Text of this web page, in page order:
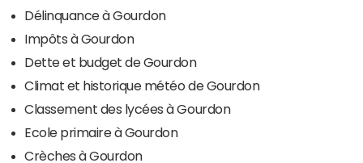
Délinquance à Gourdon
Impôts à Gourdon
Dette et budget de Gourdon
Climat et historique météo de Gourdon
Classement des lycées à Gourdon
Ecole primaire à Gourdon
Crèches à Gourdon